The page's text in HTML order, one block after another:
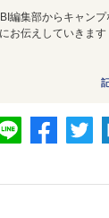
編集部からキャン
お伝えしていきま